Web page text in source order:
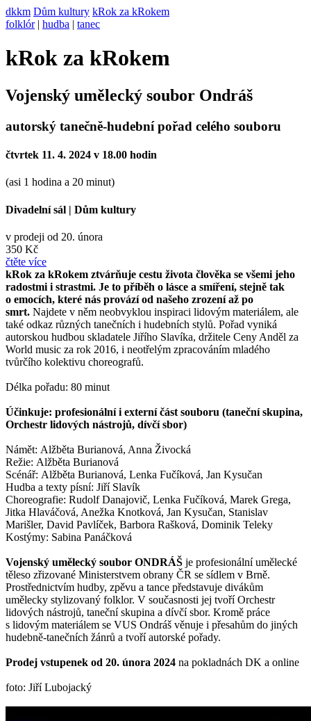
dkkm Dům kultury kRok za kRokem
folklór| hudba | tanec
kRok za kRokem
Vojenský umělecký soubor Ondráš
autorský tanečně-hudební pořad celého souboru
čtvrtek 11. 4. 2024 v 18.00 hodin
(asi 1 hodina a 20 minut)
Divadelní sál | Dům kultury
v prodeji od 20. února
350 Kč
čtěte více
kRok za kRokem ztvárňuje cestu života člověka se všemi jeho
radostmi i strastmi. Je to příběh o lásce a smíření, stejně tak
o emocích, které nás provází od našeho zrození až po
smrt. Najdete v něm neobvyklou inspiraci lidovým materiálem, ale
také odkaz různých tanečních i hudebních stylů. Pořad vyniká
autorskou hudbou skladatele Jiřího Slavíka, držitele Ceny Anděl za
World music za rok 2016, i neotřelým zpracováním mladého
tvůrčího kolektivu choreografů.
Délka pořadu: 80 minut
Účinkuje: profesionální i externí část souboru (taneční skupina,
Orchestr lidových nástrojů, dívčí sbor)
Námět: Alžběta Burianová, Anna Živocká
Režie: Alžběta Burianová
Scénář: Alžběta Burianová, Lenka Fučíková, Jan Kysučan
Hudba a texty písní: Jiří Slavík
Choreografie: Rudolf Danajovič, Lenka Fučíková, Marek Grega,
Jitka Hlaváčová, Anežka Knotková, Jan Kysučan, Stanislav
Marišler, David Pavlíček, Barbora Rašková, Dominik Teleky
Kostýmy: Sabina Panáčková
Vojenský umělecký soubor ONDRÁŠ je profesionální umělecké
těleso zřizované Ministerstvem obrany ČR se sídlem v Brně.
Prostřednictvím hudby, zpěvu a tance představuje divákům
umělecky stylizovaný folklor. V současnosti jej tvoří Orchestr
lidových nástrojů, taneční skupina a dívčí sbor. Kromě práce
s lidovým materiálem se VUS Ondráš věnuje i přesahům do jiných
hudebně-tanečních žánrů a tvoří autorské pořady.
Prodej vstupenek od 20. února 2024 na pokladnách DK a online
foto: Jiří Lubojacký